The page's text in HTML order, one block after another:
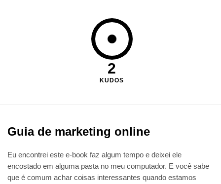
2
KUDOS
Guia de marketing online
Eu encontrei este e-book faz algum tempo e deixei ele
encostado em alguma pasta no meu computador. E você sabe
que é comum achar coisas interessantes quando estamos